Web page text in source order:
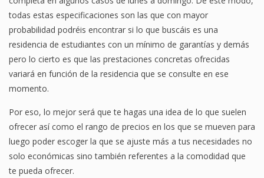
todas estas especificaciones son las que con mayor
probabilidad podréis encontrar si lo que buscáis es una
residencia de estudiantes con un mínimo de garantías y demás
pero lo cierto es que las prestaciones concretas ofrecidas
variará en función de la residencia que se consulte en ese
momento.
Por eso, lo mejor será que te hagas una idea de lo que suelen
ofrecer así como el rango de precios en los que se mueven para
luego poder escoger la que se ajuste más a tus necesidades no
solo económicas sino también referentes a la comodidad que
te pueda ofrecer.